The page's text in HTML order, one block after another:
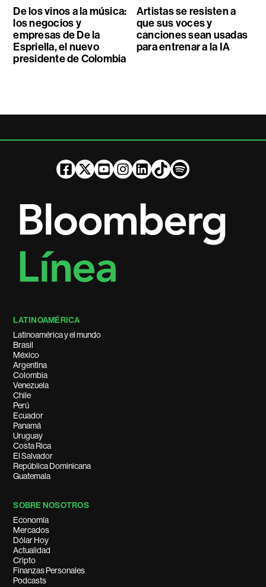
De los vinos a la música:
los negocios y
empresas de De la
Espriella, el nuevo
presidente de Colombia
Artistas se resisten a
que sus voces y
canciones sean usadas
para entrenar a la IA
LATINOAMÉRICA
Latinoamérica y el mundo
Brasil
México
Argentina
Colombia
Venezuela
Chile
Perú
Ecuador
Panamá
Uruguay
Costa Rica
El Salvador
República Dominicana
Guatemala
SOBRE NOSOTROS
Economía
Mercados
Dólar Hoy
Actualidad
Cripto
Finanzas Personales
Podcasts